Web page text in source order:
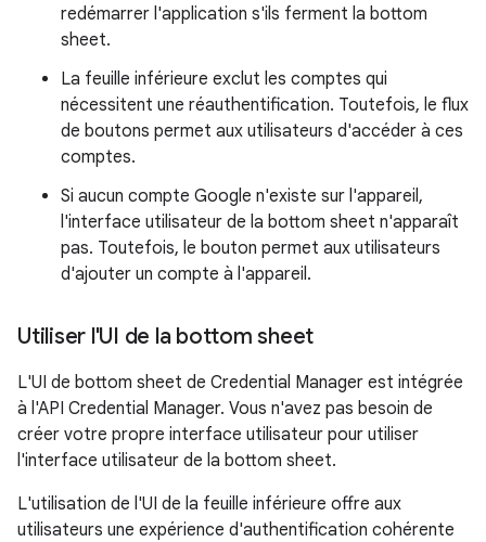
redémarrer l'application s'ils ferment la bottom
sheet.
La feuille inférieure exclut les comptes qui
nécessitent une réauthentification. Toutefois, le flux
de boutons permet aux utilisateurs d'accéder à ces
comptes.
Si aucun compte Google n'existe sur l'appareil,
l'interface utilisateur de la bottom sheet n'apparaît
pas. Toutefois, le bouton permet aux utilisateurs
d'ajouter un compte à l'appareil.
Utiliser l'UI de la bottom sheet
L'UI de bottom sheet de Credential Manager est intégrée
à l'API Credential Manager. Vous n'avez pas besoin de
créer votre propre interface utilisateur pour utiliser
l'interface utilisateur de la bottom sheet.
L'utilisation de l'UI de la feuille inférieure offre aux
utilisateurs une expérience d'authentification cohérente